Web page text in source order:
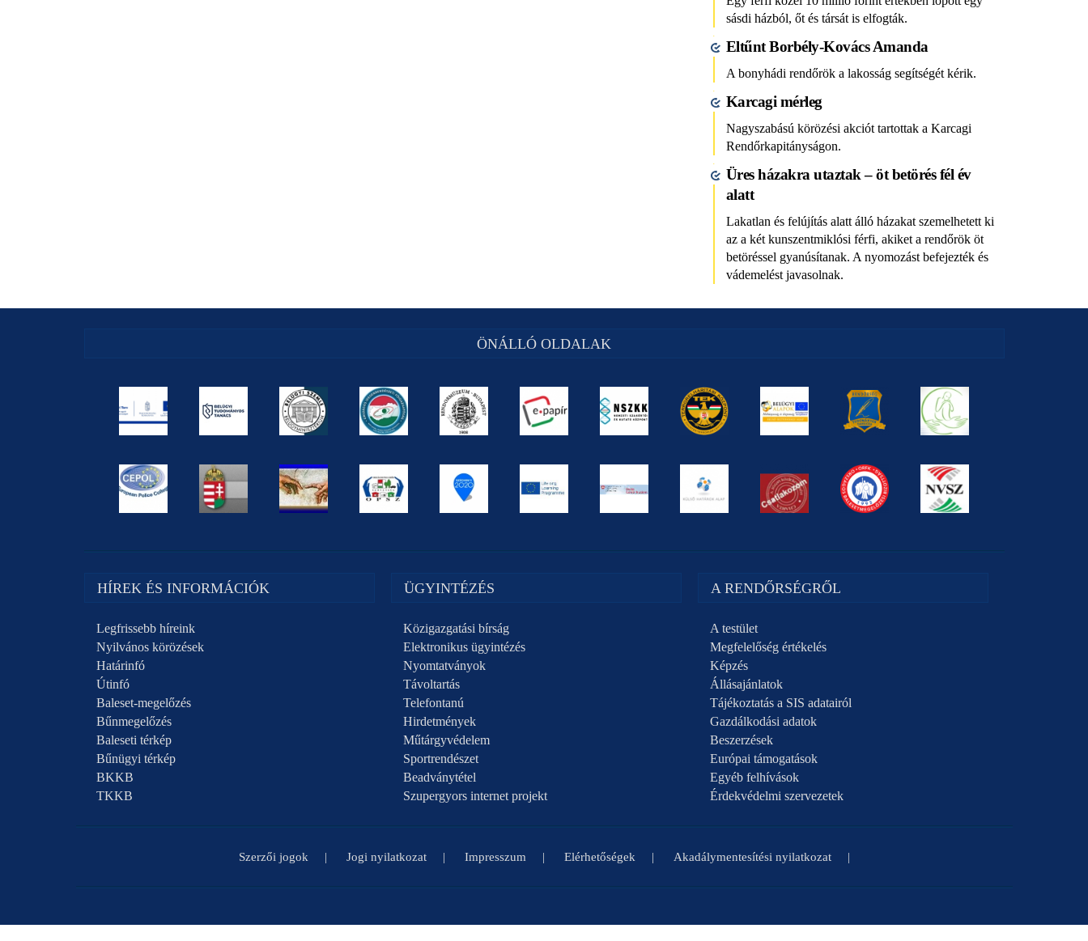
sásdi házból, őt és társát is elfogták.
Eltűnt Borbély-Kovács Amanda
A bonyhádi rendőrök a lakosság segítségét kérik.
Karcagi mérleg
Nagyszabású körözési akciót tartottak a Karcagi
Rendőrkapitányságon.
Üres házakra utaztak – öt betörés fél év
alatt
Lakatlan és felújítás alatt álló házakat szemelhetett ki
az a két kunszentmiklósi férfi, akiket a rendőrök öt
betöréssel gyanúsítanak. A nyomozást befejezték és
vádemelést javasolnak.
ÖNÁLLÓ OLDALAK
HÍREK ÉS INFORMÁCIÓK
Legfrissebb híreink
Nyilvános körözések
Határinfó
Útinfó
Baleset-megelőzés
Bűnmegelőzés
Baleseti térkép
Bűnügyi térkép
BKKB
TKKB
ÜGYINTÉZÉS
Közigazgatási bírság
Elektronikus ügyintézés
Nyomtatványok
Távoltartás
Telefontanú
Hirdetmények
Műtárgyvédelem
Sportrendészet
Beadványtétel
Szupergyors internet projekt
A RENDŐRSÉGRŐL
A testület
Megfelelőség értékelés
Képzés
Állásajánlatok
Tájékoztatás a SIS adatairól
Gazdálkodási adatok
Beszerzések
Európai támogatások
Egyéb felhívások
Érdekvédelmi szervezetek
Szerzői jogok Jogi nyilatkozat Impresszum Elérhetőségek Akadálymentesítési nyilatkozat